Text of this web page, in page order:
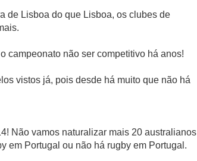
de Lisboa do que Lisboa, os clubes de
campeonato não ser competitivo há anos!
vistos já, pois desde há muito que não há
Não vamos naturalizar mais 20 australianos
em Portugal ou não há rugby em Portugal.